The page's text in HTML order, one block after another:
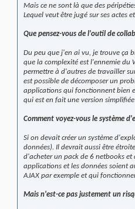
Mais ce ne sont là que des
Lequel veut être jugé sur ses actes
Que pensez-vous de l'outil de
Du peu que j'en ai vu, je trouve ça
que la complexité est l'ennemie du
permettre à d'autres de travailler
est possible de décomposer un
applications qui fonctionnent bien
qui est en fait une version
Comment voyez-vous le système
Si on devait créer un système
données). Il devrait aussi être
d'acheter un pack de 6 netbooks
applications et les données soient
AJAX par exemple et qui
Mais n'est-ce pas justement un